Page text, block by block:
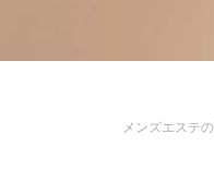
メンズエステ